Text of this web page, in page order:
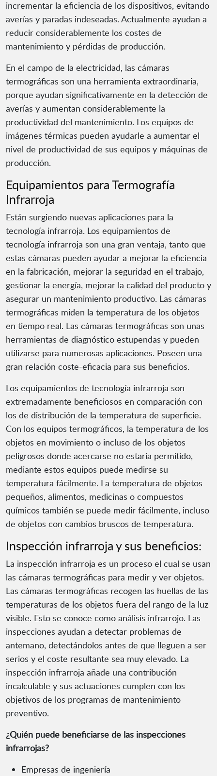
incrementar la eficiencia de los dispositivos, evitando
averías y paradas indeseadas. Actualmente ayudan a
reducir considerablemente los costes de
mantenimiento y pérdidas de producción.
En el campo de la electricidad, las cámaras
termográficas son una herramienta extraordinaria,
porque ayudan significativamente en la detección de
averías y aumentan considerablemente la
productividad del mantenimiento. Los equipos de
imágenes térmicas pueden ayudarle a aumentar el
nivel de productividad de sus equipos y máquinas de
producción.
Equipamientos para Termografía
Infrarroja
Están surgiendo nuevas aplicaciones para la
tecnología infrarroja. Los equipamientos de
tecnología infrarroja son una gran ventaja, tanto que
estas cámaras pueden ayudar a mejorar la eficiencia
en la fabricación, mejorar la seguridad en el trabajo,
gestionar la energía, mejorar la calidad del producto y
asegurar un mantenimiento productivo. Las cámaras
termográficas miden la temperatura de los objetos
en tiempo real. Las cámaras termográficas son unas
herramientas de diagnóstico estupendas y pueden
utilizarse para numerosas aplicaciones. Poseen una
gran relación coste-eficacia para sus beneficios.
Los equipamientos de tecnología infrarroja son
extremadamente beneficiosos en comparación con
los de distribución de la temperatura de superficie.
Con los equipos termográficos, la temperatura de los
objetos en movimiento o incluso de los objetos
peligrosos donde acercarse no estaría permitido,
mediante estos equipos puede medirse su
temperatura fácilmente. La temperatura de objetos
pequeños, alimentos, medicinas o compuestos
químicos también se puede medir fácilmente, incluso
de objetos con cambios bruscos de temperatura.
Inspección infrarroja y sus beneficios:
La inspección infrarroja es un proceso el cual se usan
las cámaras termográficas para medir y ver objetos.
Las cámaras termográficas recogen las huellas de las
temperaturas de los objetos fuera del rango de la luz
visible. Esto se conoce como análisis infrarrojo. Las
inspecciones ayudan a detectar problemas de
antemano, detectándolos antes de que lleguen a ser
serios y el coste resultante sea muy elevado. La
inspección infrarroja añade una contribución
incalculable y sus actuaciones cumplen con los
objetivos de los programas de mantenimiento
preventivo.
¿Quién puede beneficiarse de las inspecciones
infrarrojas?
Empresas de ingeniería